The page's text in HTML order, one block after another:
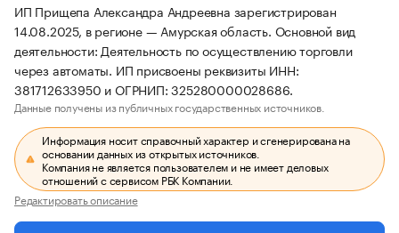
ИП Прищепа Александра Андреевна зарегистрирован
14.08.2025, в регионе — Амурская область. Основной вид
деятельности: Деятельность по осуществлению торговли
через автоматы. ИП присвоены реквизиты ИНН:
381712633950 и ОГРНИП: 325280000028686.
Данные получены из публичных государственных источников.
Информация носит справочный характер и сгенерирована на
основании данных из открытых источников.
Компания не является пользователем и не имеет деловых
отношений с сервисом РБК Компании.
Редактировать описание